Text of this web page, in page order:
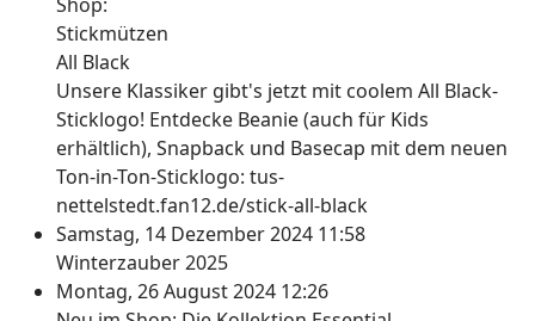
Unsere Klassiker gibt's jetzt mit coolem All Black-
Sticklogo! Entdecke Beanie (auch für Kids
erhältlich), Snapback und Basecap mit dem neuen
Ton-in-Ton-Sticklogo: tus-
nettelstedt.fan12.de/stick-all-black
Samstag, 14 Dezember 2024 11:58
Winterzauber 2025
Montag, 26 August 2024 12:26